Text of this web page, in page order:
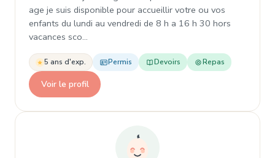
age je suis disponible pour accueillir votre ou vos
enfants du lundi au vendredi de 8 h a 16 h 30 hors
vacances sco…
5 ans d'exp. Permis Devoirs Repas
Voir le profil